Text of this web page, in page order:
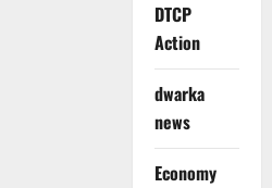
DTCP
Action
dwarka
news
Economy